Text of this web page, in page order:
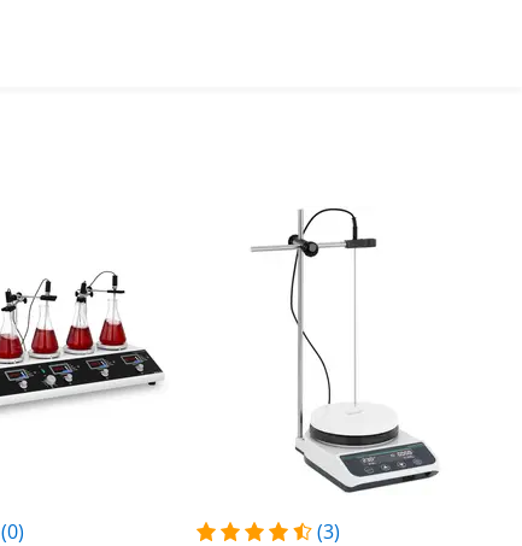
(0) (3)